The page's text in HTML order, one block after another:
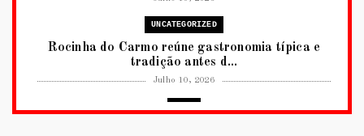
UNCATEGORIZED
Rocinha do Carmo reúne gastronomia típica e
tradição antes d...
Julho 10, 2026